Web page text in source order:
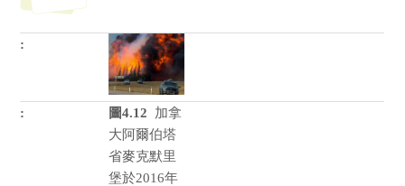
圖4.12 加拿
大阿爾伯塔
省麥克默里
堡於2016年